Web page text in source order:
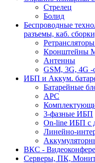
Стрелец
Болид
Беспроводные
разъемы, каб.
Кронштейны
Антенны
GSM, 3G, 4G -
ИБП и Аккум.
Батарейные
APC
3-фазные ИБП
On-line ИБП с
Линейно-
ВКС -
Серверы, ПК,